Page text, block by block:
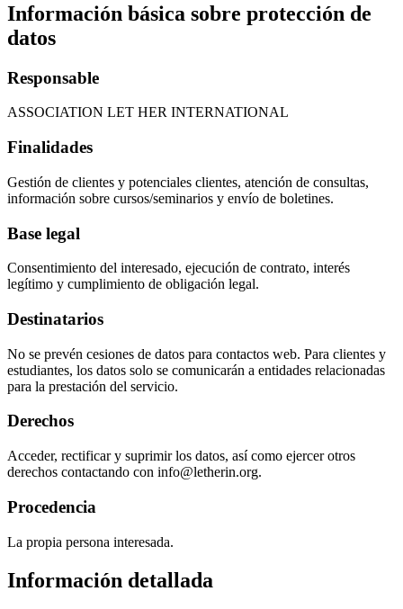
Información básica sobre protección de
datos
Responsable
ASSOCIATION LET HER INTERNATIONAL
Finalidades
Gestión de clientes y potenciales clientes, atención de consultas,
información sobre cursos/seminarios y envío de boletines.
Base legal
Consentimiento del interesado, ejecución de contrato, interés
legítimo y cumplimiento de obligación legal.
Destinatarios
No se prevén cesiones de datos para contactos web. Para clientes y
estudiantes, los datos solo se comunicarán a entidades relacionadas
para la prestación del servicio.
Derechos
Acceder, rectificar y suprimir los datos, así como ejercer otros
derechos contactando con info@letherin.org.
Procedencia
La propia persona interesada.
Información detallada